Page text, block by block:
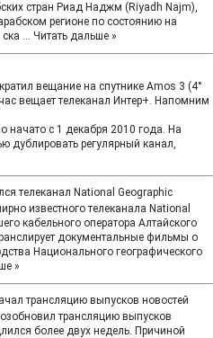
стран Риад Наджм (Riyadh Najm),
регионе по состоянию на
... Читать дальше »
вещание на спутнике Amos 3 (4°
вещает телеканал Интер+. Напомним
начато с 1 декабря 2010 года. На
дублировать регулярный канал,
телеканал National Geographic
известного телеканала National
кабельного оператора Алтайского
документальные фильмы о
Национального географического
»
трансляцию выпусков новостей
трансляцию выпусков
более двух недель. Причиной